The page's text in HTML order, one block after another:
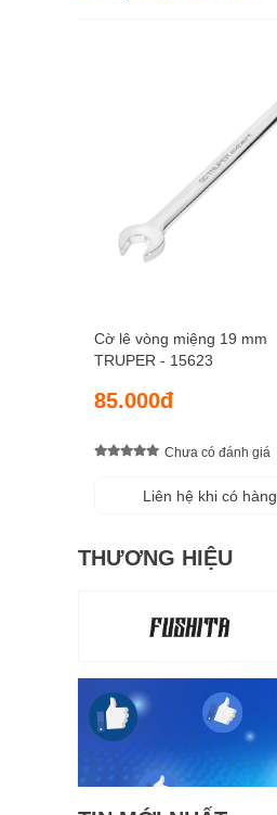
Cờ lê vòng miệng 19 mm
TRUPER - 15623
85.000đ
Chưa có đánh giá
Liên hệ khi có hàng
THƯƠNG HIỆU